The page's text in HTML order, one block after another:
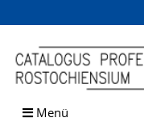
Browsen
direkt zum Inhalt
Menü